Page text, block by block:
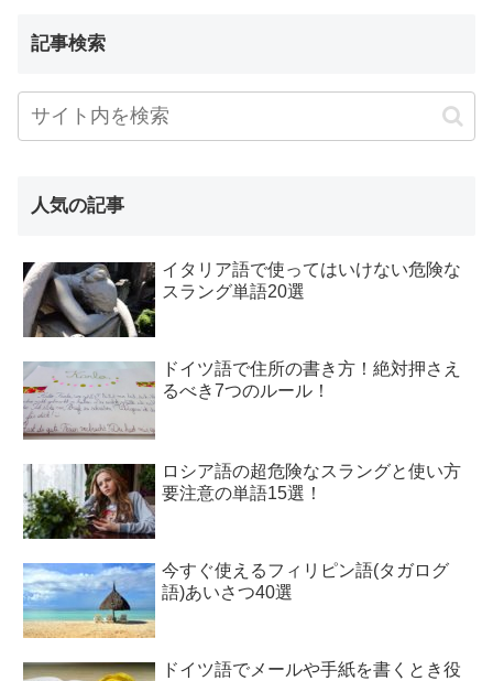
記事検索
人気の記事
イタリア語で使ってはいけない危険な
スラング単語20選
ドイツ語で住所の書き方！絶対押さえ
るべき7つのルール！
ロシア語の超危険なスラングと使い方
要注意の単語15選！
今すぐ使えるフィリピン語(タガログ
語)あいさつ40選
ドイツ語でメールや手紙を書くとき役